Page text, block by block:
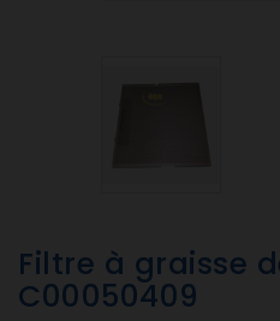
Filtre à graisse
C00050409